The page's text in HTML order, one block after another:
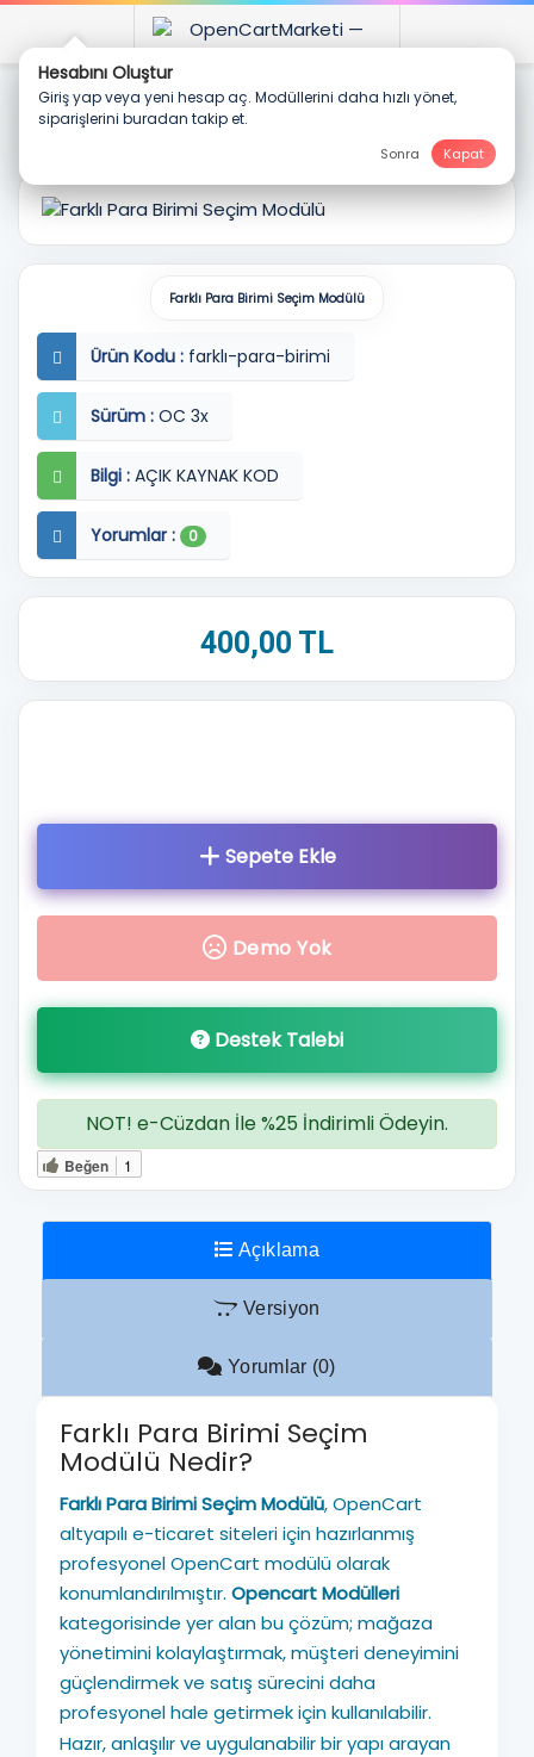
Opencart Modülleri
Farklı Para Birimi Seçim Modülü
Ürün Kodu : farklı-para-birimi
Sürüm : OC 3x
Bilgi : AÇIK KAYNAK KOD
Yorumlar : 0
400,00 TL
SepeteEkle
Demo Yok
Destek Talebi
NOT! e-Cüzdan İle %25 İndirimli Ödeyin.
Beğen 1
Açıklama
Versiyon
Yorumlar (0)
Farklı Para Birimi Seçim
Modülü Nedir?
Farklı Para Birimi Seçim Modülü, OpenCart
altyapılı e-ticaret siteleri için hazırlanmış
profesyonel OpenCart modülü olarak
konumlandırılmıştır. Opencart Modülleri
kategorisinde yer alan bu çözüm; mağaza
yönetimini kolaylaştırmak, müşteri deneyimini
güçlendirmek ve satış sürecini daha
profesyonel hale getirmek için kullanılabilir.
Hazır, anlaşılır ve uygulanabilir bir yapı arayan